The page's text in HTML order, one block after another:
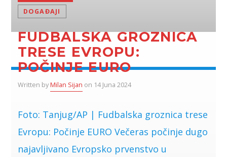
DOGAĐAJI
FUDBALSKA GROZNICA
TRESE EVROPU:
POČINJE EURO
Written byMilan Sijan on 14 Juna 2024
Foto: Tanjug/AP | Fudbalska groznica trese
Evropu: Počinje EURO Večeras počinje dugo
najavljivano Evropsko prvenstvo u